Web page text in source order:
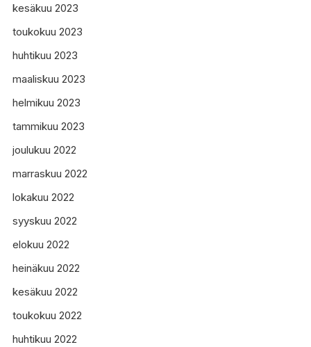
kesäkuu 2023
toukokuu 2023
huhtikuu 2023
maaliskuu 2023
helmikuu 2023
tammikuu 2023
joulukuu 2022
marraskuu 2022
lokakuu 2022
syyskuu 2022
elokuu 2022
heinäkuu 2022
kesäkuu 2022
toukokuu 2022
huhtikuu 2022